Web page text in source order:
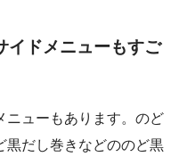
イドメニューもすご
ニューもあります。のど
黒だし巻きなどののど黒